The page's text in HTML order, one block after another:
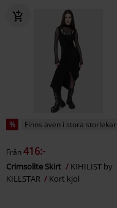
% Finns även i stora storlekar
Från416:-
Crimsolite Skirt
KIHILIST by
KILLSTAR
Kort kjol